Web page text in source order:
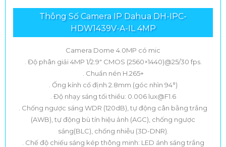
Thông Số Camera IP Dahua DH-IPC-
HDW1439V-A-IL 4MP
Camera Dome 4.0MP có mic
. Độ phân giải 4MP 1/2.9" CMOS (2560×1440)@25/30 fps.
. Chuẩn nén H.265+
. Ống kính cố định 2.8mm (góc nhìn 94°)
. Độ nhạy sáng tối thiểu: 0.006 lux@F1.6
. Chống ngược sáng WDR (120dB), tự động cân bằng trắng
(AWB), tự động bù tín hiệu ảnh (AGC), chống ngược
sáng(BLC), chống nhiễu (3D-DNR).
. Chế độ chiếu sáng kép thông minh: LED ánh sáng trắng